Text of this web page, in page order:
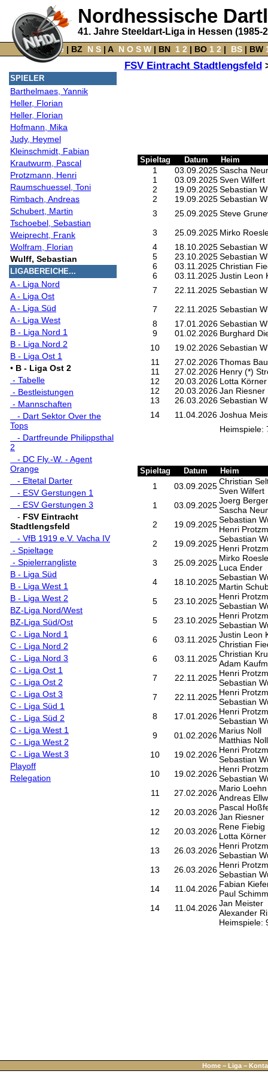
Nordhessische
41. Jahre Steeldart-Liga in Hessen (1985-
Home‌ | BZ N S‌ | A‌ N O S W‌ | BN‌ 1 2 | BO‌ 1 2 | BS| BW‌
FSV Eintracht Stadtlengsfeld
SPIELER
Barthelmaes, Yannik
Heller, Florian
Heller, Florian
Hofmann, Mika
Judy, Heymel
Kleinschmidt, Fabian
Krautwurm, Pascal
Protzmann, Henri
Raumschuessel, Toni
Rimbach, Andreas
Schubert, Martin
Tschoebel, Sebastian
Weiprecht, Frank
Wolfram, Florian
Wulff, Sebastian
LIGABEREICHE...
A - Liga Nord
A - Liga Ost
A - Liga Süd
A - Liga West
B - Liga Nord 1
B - Liga Nord 2
B - Liga Ost 1
• B - Liga Ost 2
- Tabelle
- Bestleistungen
- Mannschaften
- Dart Sektor Over the
Tops
- Dartfreunde Philippsthal
2
- DC Fly.-W. - Agent
Orange
- Eltetal Darter
- ESV Gerstungen 1
- ESV Gerstungen 3
- FSV Eintracht
Stadtlengsfeld
- VfB 1919 e.V. Vacha IV
- Spieltage
- Spielerrangliste
B - Liga Süd
B - Liga West 1
B - Liga West 2
BZ-Liga Nord/West
BZ-Liga Süd/Ost
C - Liga Nord 1
C - Liga Nord 2
C - Liga Nord 3
C - Liga Ost 1
C - Liga Ost 2
C - Liga Ost 3
C - Liga Süd 1
C - Liga Süd 2
C - Liga West 1
C - Liga West 2
C - Liga West 3
Playoff
Relegation
Spieltag Datum Heim
1 03.09.2025 Sascha
1
03.09.2025 Sven Wilfert
2
19.09.2025 Sebastian
2
19.09.2025 Sebastian
3
25.09.2025 Steve
3
25.09.2025 Mirko
4
18.10.2025 Sebastian
5
23.10.2025 Sebastian
6
03.11.2025 Christian
6
03.11.2025 Justin Leon
7
22.11.2025 Sebastian
7
22.11.2025 Sebastian
8
17.01.2026 Sebastian
9
01.02.2026 Burghard
10
19.02.2026 Sebastian
11
27.02.2026 Thomas
11
27.02.2026 Henry (*)
12
20.03.2026 Lotta Körner
12
20.03.2026 Jan Riesner
13
26.03.2026 Sebastian
14
11.04.2026 Joshua
Heimspiele:
Spieltag Datum Heim
1 03.09.2025Christian
Sven Wilfert
1
03.09.2025Joerg
Sascha
2
19.09.2025Sebastian
Henri
2
19.09.2025Sebastian
Henri
3
25.09.2025 Mirko
Luca Ender
4
18.10.2025Sebastian
Martin
5
23.10.2025 Henri
Sebastian
5
23.10.2025 Henri
Sebastian
6
03.11.2025 Justin Leon
Christian
6
03.11.2025 Christian
Adam
7
22.11.2025 Henri
Sebastian
7
22.11.2025 Henri
Sebastian
8
17.01.2026 Henri
Sebastian
9
01.02.2026 Marius Noll
Matthias Noll
10
19.02.2026 Henri
Sebastian
10
19.02.2026 Henri
Sebastian
11
27.02.2026 Mario Loehn
Andreas
12
20.03.2026 Pascal
Jan Riesner
12
20.03.2026 Rene Fiebig
Lotta Körner
13
26.03.2026 Henri
Sebastian
13
26.03.2026 Henri
Sebastian
14
11.04.2026 Fabian
Paul
14
11.04.2026 Jan Meister
Alexander
Heimspiele:
Home − Liga −